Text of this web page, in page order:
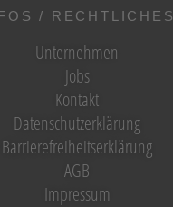
/ RECHTLICHES
Unternehmen
Jobs
Kontakt
Datenschutzerklärung
Barrierefreiheitserklärung
AGB
Impressum